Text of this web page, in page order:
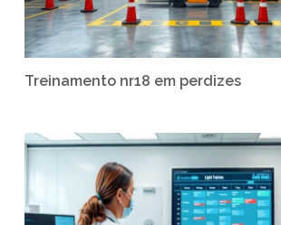
Treinamento nr18 em perdizes